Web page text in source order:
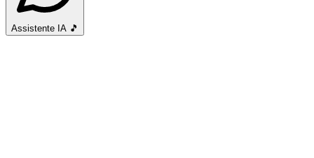
Assistente IA 🎵